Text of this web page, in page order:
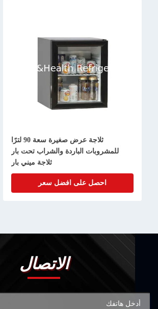
ثلاجة عرض صغيرة سعة 90 لترًا
للمشروبات الباردة والشراب تحت بار
ثلاجة ميني بار
احصل على افضل سعر
الاتصال